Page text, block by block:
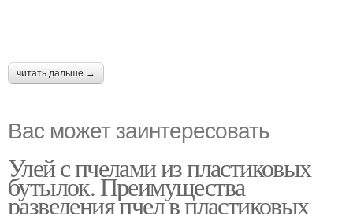
читать дальше →
Вас может заинтересовать
Улей с пчелами из пластиковых
бутылок. Преимущества
разведения пчел в пластиковых